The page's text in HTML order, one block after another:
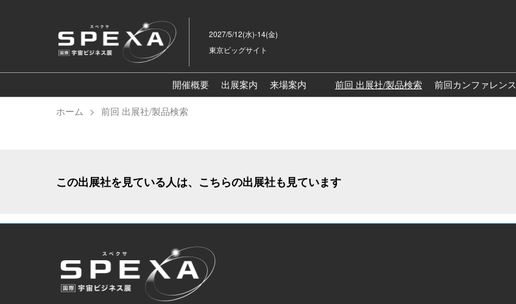
ッ
プ
進
む
2027/5/12(水)-14(金)
東京ビッグサイト
開催概要 出展案内
来場案内
前回 出展社/製品検索
前回カンファレンス
ホーム 前回 出展社/製品検索
この出展社を見ている人は、こちらの出展社も見ています